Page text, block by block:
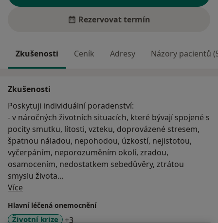
Rezervovat termín
Zkušenosti Ceník Adresy Názory pacientů
Zkušenosti
Poskytuji individuální poradenství:
- v náročných životních situacích, které bývají spojené s
pocity smutku, lítosti, vzteku, doprovázené stresem,
špatnou náladou, nepohodou, úzkostí, nejistotou,
vyčerpáním, neporozuměním okolí, zradou,
osamocením, nedostatkem sebedůvěry, ztrátou
smyslu života
- v oblasti mezilidských vztahů (partnerské, manželské,
mezigenerační, kamarádské, pracovní, nevěra
partnera), které mohou být doprovázeny konfliktními
Více
Hlavní léčená onemocnění
Životní krize +3a11y_sr_more_diseases